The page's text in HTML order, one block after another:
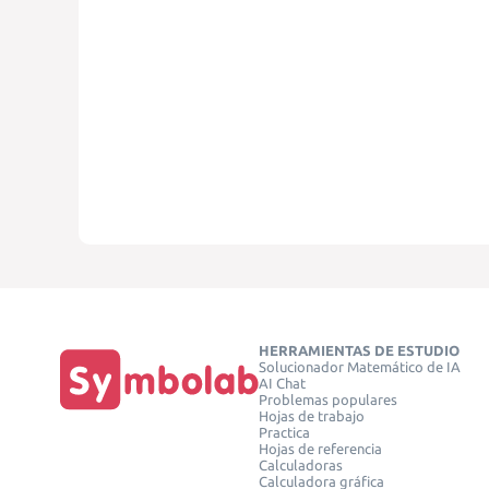
HERRAMIENTAS DE ESTUDIO
Solucionador Matemático de IA
AI Chat
Problemas populares
Hojas de trabajo
Practica
Hojas de referencia
Calculadoras
Calculadora gráfica